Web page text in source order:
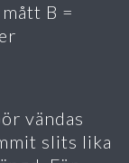
B =
vändas
slits lika